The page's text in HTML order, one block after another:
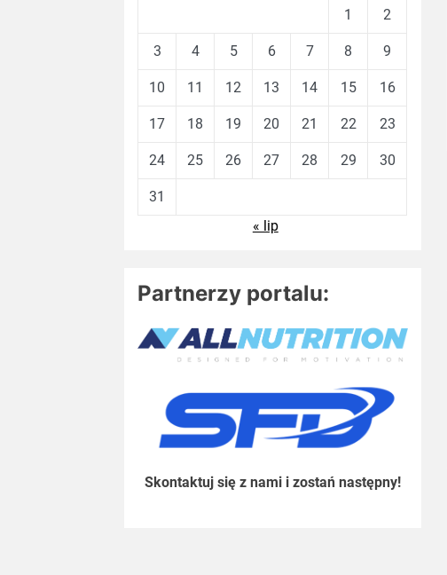
1
2
3 4 5 6 7 8 9
10 11 12 13 14 15 16
17 18 19 20 21 22 23
24 25 26 27 28 29 30
31
« lip
Partnerzy portalu:
Skontaktuj się z nami i zostań następny!